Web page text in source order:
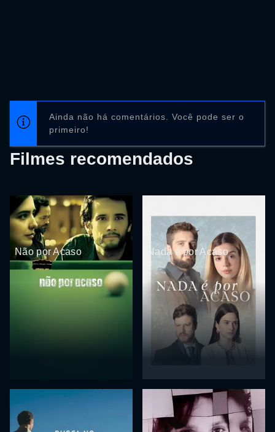
Ainda não há comentários. Você pode ser o
primeiro!
Filmes recomendados
Não por Acaso Nada é por Acaso